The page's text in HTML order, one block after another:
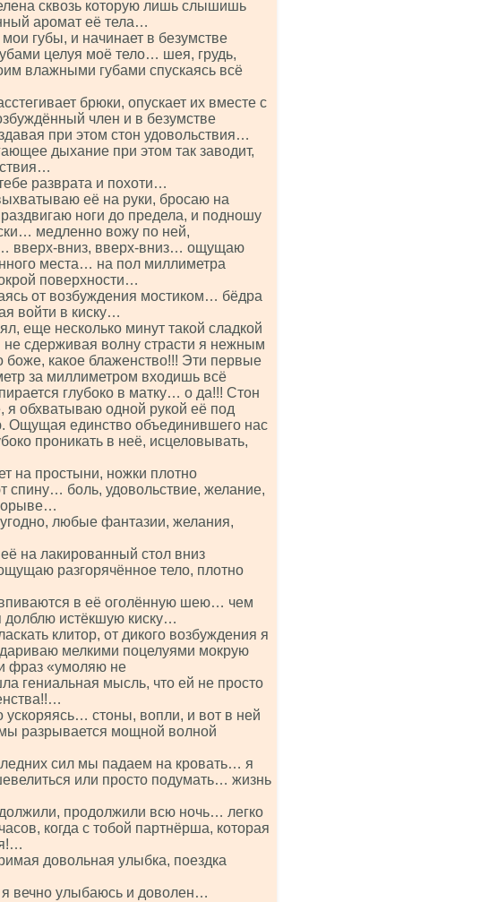
сквозь которую лишь слышишь
аромат её тела…
губы, и начинает в безумстве
целуя моё тело… шея, грудь,
влажными губами спускаясь всё
брюки, опускает их вместе с
член и в безумстве
при этом стон удовольствия…
дыхание при этом так заводит,
разврата и похоти…
её на руки, бросаю на
ноги до предела, и подношу
медленно вожу по ней,
вверх-вниз, вверх-вниз… ощущаю
места… на пол миллиметра
поверхности…
от возбуждения мостиком… бёдра
войти в киску…
еще несколько минут такой сладкой
сдерживая волну страсти я нежным
какое блаженство!!! Эти первые
за миллиметром входишь всё
глубоко в матку… о да!!! Стон
я обхватываю одной рукой её под
Ощущая единство объединившего нас
проникать в неё, исцеловывать,
на простыни, ножки плотно
спину… боль, удовольствие, желание,
любые фантазии, желания,
на лакированный стол вниз
разгорячённое тело, плотно
в её оголённую шею… чем
долблю истёкшую киску…
клитор, от дикого возбуждения я
мелкими поцелуями мокрую
фраз «умоляю не
гениальная мысль, что ей не просто
стоны, вопли, и вот в ней
разрывается мощной волной
сил мы падаем на кровать… я
или просто подумать… жизнь
продолжили всю ночь… легко
когда с тобой партнёрша, которая
довольная улыбка, поездка
вечно улыбаюсь и доволен…